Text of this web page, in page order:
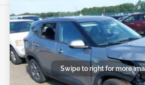
Swipe to right for more